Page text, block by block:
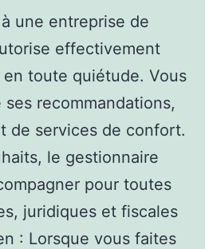
une entreprise de
effectivement
en toute quiétude. Vous
recommandations,
de services de confort.
le gestionnaire
pour toutes
juridiques et fiscales
: Lorsque vous faites